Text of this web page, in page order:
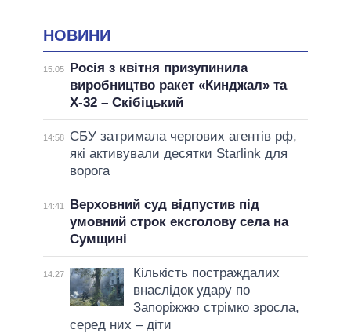
НОВИНИ
15:05
Росія з квітня призупинила
виробництво ракет «Кинджал» та
Х-32 – Скібіцький
14:58
СБУ затримала чергових агентів рф,
які активували десятки Starlink для
ворога
14:41
Верховний суд відпустив під
умовний строк ексголову села на
Сумщині
14:27
Кількість постраждалих
внаслідок удару по
Запоріжжю стрімко зросла,
серед них – діти